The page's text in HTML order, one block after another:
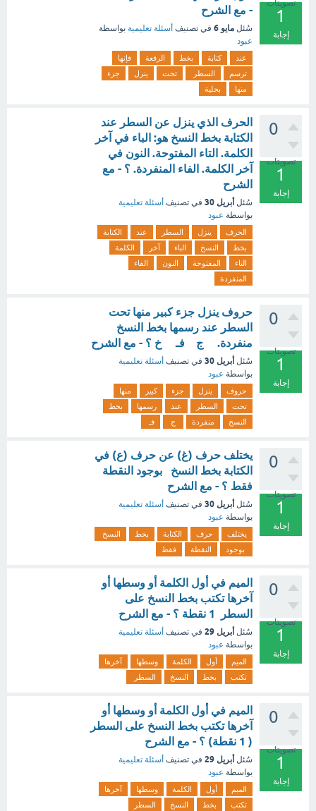
تصويتات
1
إجابة
- مع الشرح
سُئل مايو 6 في تصنيف أسئلة تعليمية بواسطة
عبود
عند كتابة بخط الرقعة
فإنها
ترسم
السطر تحت ينزل
جزء
منها
بحلية
0
تصويتات
1
إجابة
الحرف الذي ينزل عن السطر عند
الكتابة بخط النسخ هو: الباء في آخر
الكلمة. التاء المفتوحة. النون في
آخر الكلمة. الفاء المنفردة. ؟ - مع
الشرح
سُئل أبريل 30 في تصنيف أسئلة تعليمية
بواسطة عبود
الحرف ينزل السطر عند
الكتابة
بخط
النسخ الباء آخر
الكلمة
التاء
المفتوحة النون
الفاء
المنفردة
0
تصويتات
1
إجابة
حروف ينزل جزء كبير منها تحت
السطر عند رسمها بخط النسخ
منفردة. ج فـ خ ؟ - مع الشرح
سُئل أبريل 30 في تصنيف أسئلة تعليمية
بواسطة عبود
حروف ينزل جزء كبير
منها
تحت
السطر عند رسمها
بخط
النسخ
منفردة ج فـ
0
تصويتات
1
إجابة
يختلف حرف (غ) عن حرف (ع) في
الكتابة بخط النسخ بوجود النقطة
فقط ؟ - مع الشرح
سُئل أبريل 30 في تصنيف أسئلة تعليمية
بواسطة عبود
يختلف حرف الكتابة بخط
النسخ
بوجود
النقطة فقط
0
تصويتات
1
إجابة
الميم في أول الكلمة أو وسطها أو
آخرها تكتب بخط النسخ على
السطر 1 نقطة ؟ - مع الشرح
سُئل أبريل 29 في تصنيف أسئلة تعليمية
بواسطة عبود
الميم أول الكلمة وسطها
آخرها
تكتب
بخط النسخ السطر
0
تصويتات
1
إجابة
الميم في أول الكلمة أو وسطها أو
آخرها تكتب بخط النسخ على السطر
( 1 نقطة) ؟ - مع الشرح
سُئل أبريل 29 في تصنيف أسئلة تعليمية
بواسطة عبود
الميم أول الكلمة وسطها
آخرها
تكتب
بخط النسخ السطر